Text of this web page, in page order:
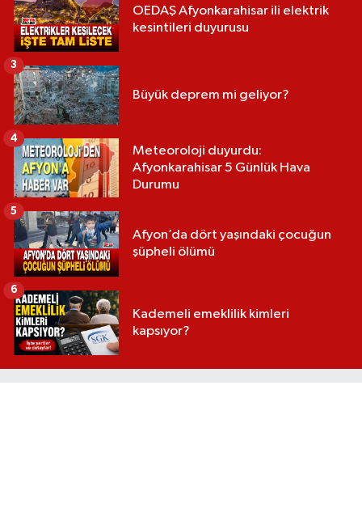
OEDAŞ Afyonkarahisar ili elektrik
kesintileri duyurusu
Büyük deprem mi geliyor?
3
Meteoroloji duyurdu:
Afyonkarahisar 5 Günlük Hava
Durumu
4
Afyon’da dört yaşındaki çocuğun
şüpheli ölümü
5
Kademeli emeklilik kimleri
kapsıyor?
6